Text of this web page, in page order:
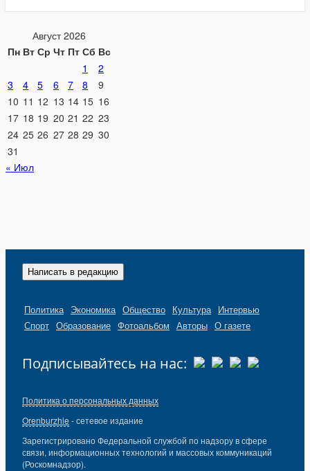
Август 2026
Пн Вт Ср Чт Пт Сб Вс
1
2
3
4 5 6 7 8
9
10 11 12 13 14 15 16
17 18 19 20 21 22 23
24 25 26 27 28 29 30
31
« Июл
Написать в редакцию
Политика Экономика Общество Культура Интервью
Спорт Образование Фотоальбом Авторы О газете
Подписывайтесь на нас:
Политика о персональных данных
Orenburzhie - сетевое издание
Зарегистрировано Федеральной службой по надзору в сфере
связи, информационных технологий и массовых коммуникаций
(Роскомнадзор).